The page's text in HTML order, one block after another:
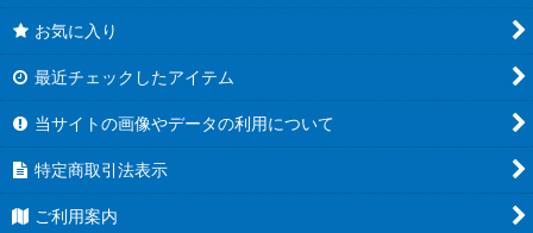
お気に入り
最近チェックしたアイテム
当サイトの画像やデータの利用について
特定商取引法表示
ご利用案内